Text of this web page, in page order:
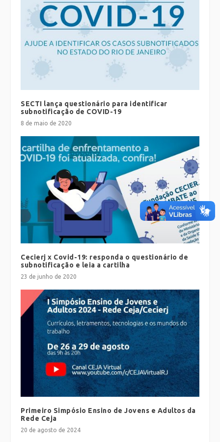
SECTI lança questionário para identificar
subnotificação de COVID-19
8 de maio de 2020
Cecierj x Covid-19: responda o questionário de
subnotificação e leia a cartilha
23 de junho de 2020
Primeiro Simpósio Ensino de Jovens e Adultos da
Rede Ceja
20 de agosto de 2024